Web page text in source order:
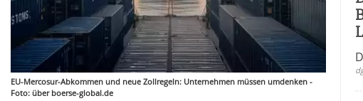
EU-Mercosur-Abkommen und neue Zollregeln: Unternehmen müssen umdenken -
Foto: über boerse-global.de